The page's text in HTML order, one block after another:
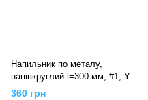
Напильник по металу,
напівкруглий l=300 мм, #1, YT-
62261 YATO
360 грн